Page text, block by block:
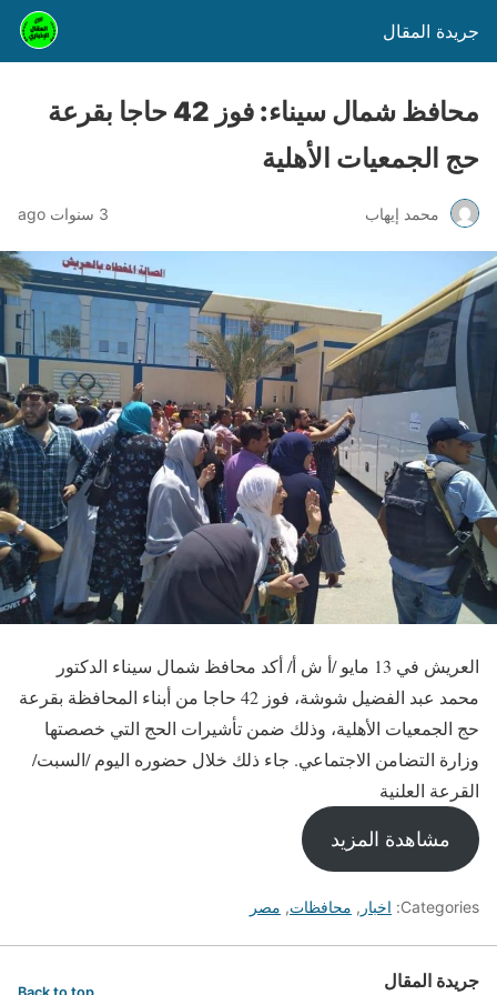
جريدة المقال
محافظ شمال سيناء: فوز 42 حاجا بقرعة
حج الجمعيات الأهلية
محمد إيهاب 3 سنوات ago
العريش في 13 مايو /أ ش أ/ أكد محافظ شمال سيناء الدكتور
محمد عبد الفضيل شوشة، فوز 42 حاجا من أبناء المحافظة بقرعة
حج الجمعيات الأهلية، وذلك ضمن تأشيرات الحج التي خصصتها
وزارة التضامن الاجتماعي. جاء ذلك خلال حضوره اليوم /السبت/
القرعة العلنية
مشاهدة المزيد
Categories: اخبار , محافظات, مصر
جريدة المقال